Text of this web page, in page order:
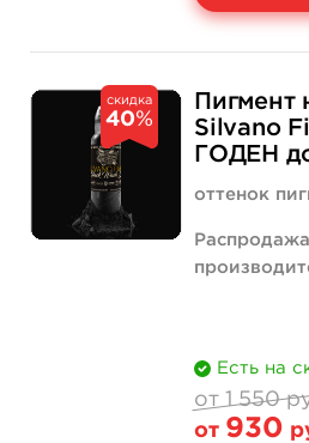
Количество
700 руб.
420 руб.
купить
скидка
40%
Пигмент
Silvano
ГОДЕН
оттенок
Распродажа
Есть на
от 1 550
от 930